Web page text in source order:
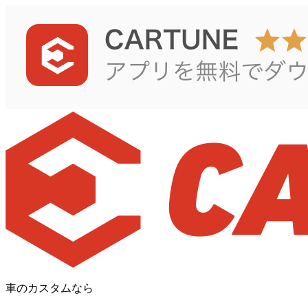
車のカスタムなら